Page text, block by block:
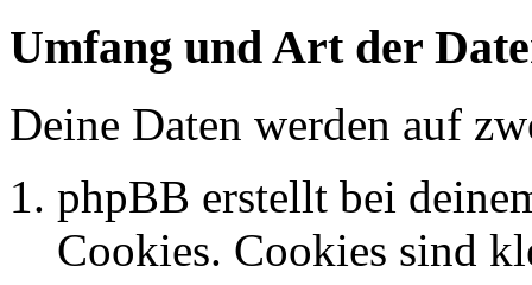
Umfang und Art der
Deine Daten werden auf
phpBB erstellt bei
Cookies. Cookies sind